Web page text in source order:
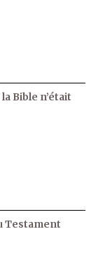
Bible n’était
Testament